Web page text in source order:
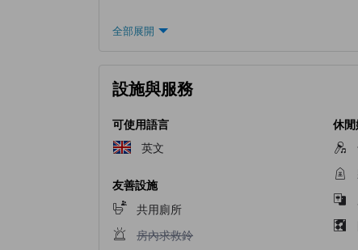
全部展開
設施與服務
可使用語言
英文
友善設施
共用廁所
不提供房內求救鈴
房內求救鈴
休